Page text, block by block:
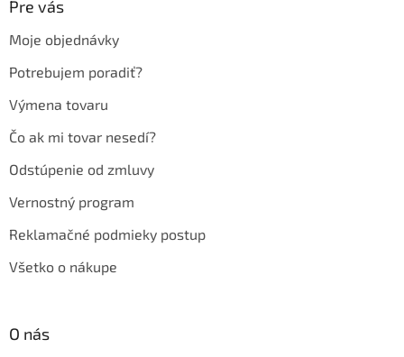
Pre vás
Moje objednávky
Potrebujem poradiť?
Výmena tovaru
Čo ak mi tovar nesedí?
Odstúpenie od zmluvy
Vernostný program
Reklamačné podmieky postup
Všetko o nákupe
O nás